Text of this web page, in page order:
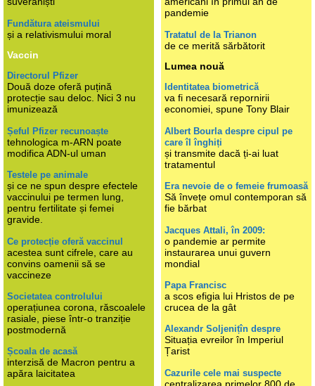
Fundătura ateismului
și a relativismului moral
Vaccin
Directorul Pfizer
Două doze oferă puțină
protecție sau deloc. Nici 3 nu
imunizează
Șeful Pfizer recunoaște
tehnologica m-ARN poate
modifica ADN-ul uman
Testele pe animale
și ce ne spun despre efectele
vaccinului pe termen lung,
pentru fertilitate și femei
gravide.
Ce protecție oferă vaccinul
acestea sunt cifrele, care au
convins oamenii să se
vaccineze
Societatea controlului
operațiunea corona, răscoalele
rasiale, piese într-o tranziție
postmodernă
Școala de acasă
interzisă de Macron pentru a
apăra laicitatea
pandemie
Tratatul de la Trianon
de ce merită sărbătorit
Lumea nouă
Identitatea biometrică
va fi necesară repornirii
economiei, spune Tony Blair
Albert Bourla despre cipul pe
care îl înghiți
și transmite dacă ți-ai luat
tratamentul
Era nevoie de o femeie frumoasă
Să învețe omul contemporan să
fie bărbat
Jacques Attali, în 2009:
o pandemie ar permite
instaurarea unui guvern
mondial
Papa Francisc
a scos efigia lui Hristos de pe
crucea de la gât
Alexandr Soljenițîn despre
Situația evreilor în Imperiul
Țarist
Cazurile cele mai suspecte
centralizarea primelor 800 de